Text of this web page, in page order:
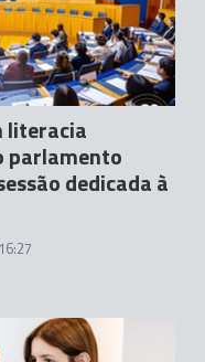
literacia
parlamento
dedicada à